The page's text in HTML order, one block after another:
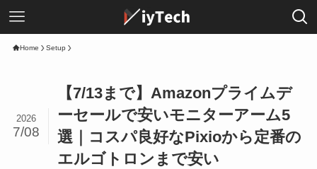
Home Setup
【7/13まで】Amazonプライムデ
ーセールで安いモニターアーム5
選｜コスパ良好なPixioから定番の
エルゴトロンまで安い
2026
7/08